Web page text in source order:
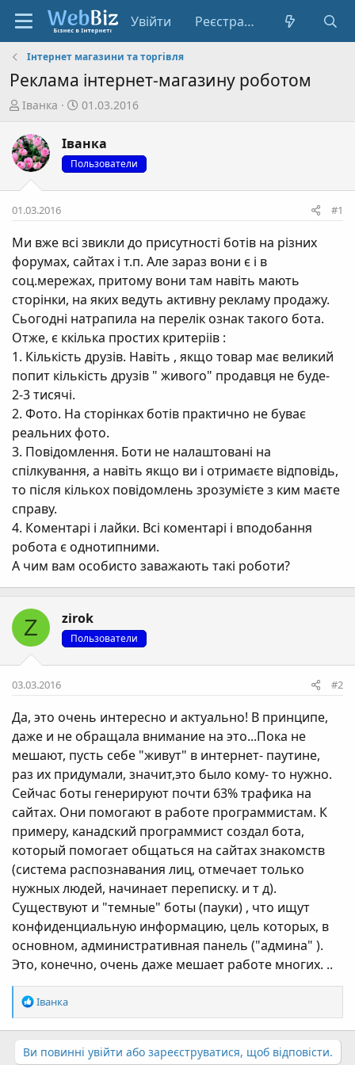
Увійти Реєстрація
Інтернет магазини та торгівля
Реклама інтернет-магазину роботом
А
т
о
р
т
е
и
Іванка
Д
т
а
с
т
р
н
н
я
01.03.2016
Іванка
Пользователи
01.03.2016 #1
Ми вже всі звикли до присутності ботів на різних
форумах, сайтах і т.п. Але зараз вони є і в
соц.мережах, притому вони там навіть мають
сторінки, на яких ведуть активну рекламу продажу.
Сьогодні натрапила на перелік ознак такого бота.
Отже, є ккілька простих критеріів :
1. Кількість друзів. Навіть , якщо товар має великий
попит кількість друзів " живого" продавця не буде-
2-3 тисячі.
2. Фото. На сторінках ботів практично не буває
реальних фото.
3. Повідомлення. Боти не налаштовані на
спілкування, а навіть якщо ви і отримаєте відповідь,
то після кількох повідомлень зрозумієте з ким маєте
справу.
4. Коментарі і лайки. Всі коментарі і вподобання
робота є однотипними.
А чим вам особисто заважають такі роботи?
Z zirok
Пользователи
03.03.2016 #2
Да, это очень интересно и актуально! В принципе,
даже и не обращала внимание на это...Пока не
мешают, пусть себе "живут" в интернет- паутине,
раз их придумали, значит,это было кому- то нужно.
Сейчас боты генерируют почти 63% трафика на
сайтах. Они помогают в работе программистам. К
примеру, канадский программист создал бота,
который помогает общаться на сайтах знакомств
(система распознавания лиц, отмечает только
нужных людей, начинает переписку. и т д).
Существуют и "темные" боты (пауки) , что ищут
конфиденциальную информацию, цель которых, в
основном, административная панель ("админа" ).
Это, конечно, очень даже мешает работе многих. ..
Р
е
а
ц
Іванка
Ви повинні увійти або зареєструватися, щоб відповісти.